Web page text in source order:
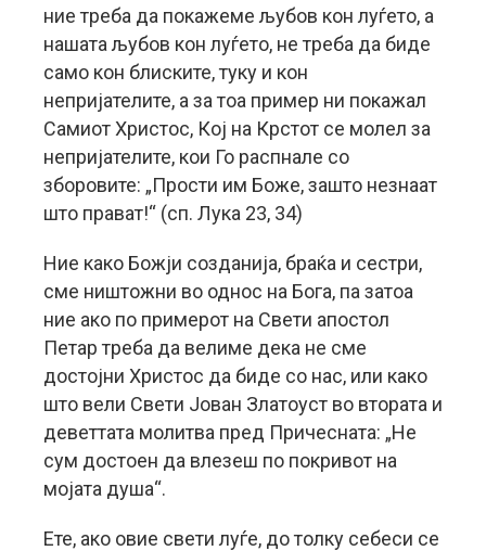
ние треба да покажеме љубов кон луѓето, а
нашата љубов кон луѓето, не треба да биде
само кон блиските, туку и кон
непријателите, а за тоа пример ни покажал
Самиот Христос, Кој на Крстот се молел за
непријателите, кои Го распнале со
зборовите: „Прости им Боже, зашто незнаат
што прават!“ (сп. Лука 23, 34)
Ние како Божји созданија, браќа и сестри,
сме ништожни во однос на Бога, па затоа
ние ако по примерот на Свети апостол
Петар треба да велиме дека не сме
достојни Христос да биде со нас, или како
што вели Свети Јован Златоуст во втората и
деветтата молитва пред Причесната: „Не
сум достоен да влезеш по покривот на
мојата душа“.
Ете, ако овие свети луѓе, до толку себеси се